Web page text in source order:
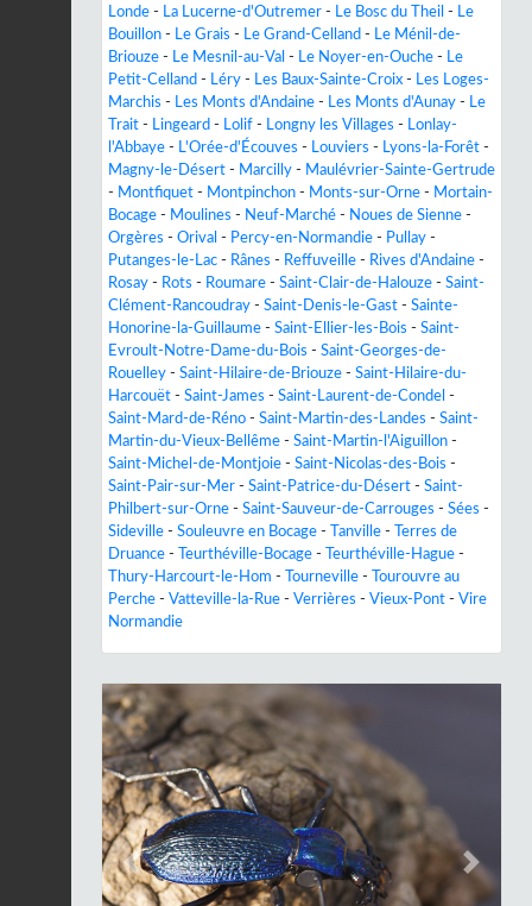
Londe - La Lucerne-d'Outremer - Le Bosc du Theil - Le
Bouillon - Le Grais - Le Grand-Celland - Le Ménil-de-
Briouze - Le Mesnil-au-Val - Le Noyer-en-Ouche - Le
Petit-Celland - Léry - Les Baux-Sainte-Croix - Les Loges-
Marchis - Les Monts d'Andaine - Les Monts d'Aunay - Le
Trait - Lingeard - Lolif - Longny les Villages - Lonlay-
l'Abbaye - L'Orée-d'Écouves - Louviers - Lyons-la-Forêt -
Magny-le-Désert - Marcilly - Maulévrier-Sainte-Gertrude
- Montfiquet - Montpinchon - Monts-sur-Orne - Mortain-
Bocage - Moulines - Neuf-Marché - Noues de Sienne -
Orgères - Orival - Percy-en-Normandie - Pullay -
Putanges-le-Lac - Rânes - Reffuveille - Rives d'Andaine -
Rosay - Rots - Roumare - Saint-Clair-de-Halouze - Saint-
Clément-Rancoudray - Saint-Denis-le-Gast - Sainte-
Honorine-la-Guillaume - Saint-Ellier-les-Bois - Saint-
Evroult-Notre-Dame-du-Bois - Saint-Georges-de-
Rouelley - Saint-Hilaire-de-Briouze - Saint-Hilaire-du-
Harcouët - Saint-James - Saint-Laurent-de-Condel -
Saint-Mard-de-Réno - Saint-Martin-des-Landes - Saint-
Martin-du-Vieux-Bellême - Saint-Martin-l'Aiguillon -
Saint-Michel-de-Montjoie - Saint-Nicolas-des-Bois -
Saint-Pair-sur-Mer - Saint-Patrice-du-Désert - Saint-
Philbert-sur-Orne - Saint-Sauveur-de-Carrouges - Sées -
Sideville - Souleuvre en Bocage - Tanville -
Terres de
Druance - Teurthéville-Bocage - Teurthéville-Hague -
Thury-Harcourt-le-Hom - Tourneville -
Tourouvre au
Perche - Vatteville-la-Rue - Verrières - Vieux-Pont - Vire
Normandie
Previous Next